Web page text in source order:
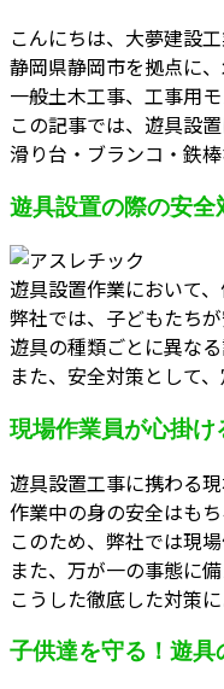
こんにちは、大夢建設
静岡県静岡市を拠点に
一般土木工事、工事用
この記事では、遊具設
滑り台・ブランコ・鉄
遊具設置の際の安全
遊具設置作業において
弊社では、子どもたち
遊具の種類ごとに異な
また、安全対策として
現場作業員が心掛
遊具設置工事に携わる
作業中の身の安全はも
このため、弊社では現
また、万が一の事態に
こうした徹底した対策
子供達を守る！遊